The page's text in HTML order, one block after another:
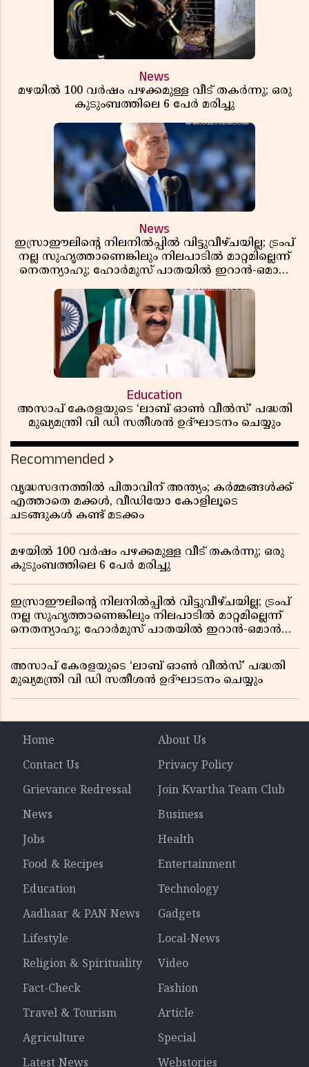
News
മഴയിൽ 100 വർഷം പഴക്കമുള്ള വീട് തകർന്നു; ഒരു
കുടുംബത്തിലെ 6 പേർ മരിച്ചു
News
ഇസ്രാഈലിന്റെ നിലനിൽപ്പിൽ വിട്ടുവീഴ്ചയില്ല; ട്രംപ്
നല്ല സുഹൃത്താണെങ്കിലും നിലപാടിൽ മാറ്റമില്ലെന്ന്
നെതന്യാഹു; ഹോർമുസ് പാതയിൽ ഇറാൻ-ഒമാൻ
Education
അസാപ് കേരളയുടെ ‘ലാബ് ഓൺ വീൽസ്’ പദ്ധതി
മുഖ്യമന്ത്രി വി ഡി സതീശൻ ഉദ്ഘാടനം ചെയ്യും
Recommended
വൃദ്ധസദനത്തിൽ പിതാവിന് അന്ത്യം; കർമ്മങ്ങൾക്ക്
എത്താതെ മക്കൾ, വീഡിയോ കോളിലൂടെ
ചടങ്ങുകൾ കണ്ട് മടക്കം
മഴയിൽ 100 വർഷം പഴക്കമുള്ള വീട് തകർന്നു; ഒരു
കുടുംബത്തിലെ 6 പേർ മരിച്ചു
ഇസ്രാഈലിന്റെ നിലനിൽപ്പിൽ വിട്ടുവീഴ്ചയില്ല; ട്രംപ്
നല്ല സുഹൃത്താണെങ്കിലും നിലപാടിൽ മാറ്റമില്ലെന്ന്
നെതന്യാഹു; ഹോർമുസ് പാതയിൽ ഇറാൻ-ഒമാൻ
അസാപ് കേരളയുടെ ‘ലാബ് ഓൺ വീൽസ്’ പദ്ധതി
മുഖ്യമന്ത്രി വി ഡി സതീശൻ ഉദ്ഘാടനം ചെയ്യും
Home
About Us
Contact Us
Privacy Policy
Grievance Redressal
Join Kvartha Team Club
News
Business
Jobs
Health
Food & Recipes
Entertainment
Education
Technology
Aadhaar & PAN News
Gadgets
Lifestyle
Local-News
Religion & Spirituality
Video
Fact-Check
Fashion
Travel & Tourism
Article
Agriculture
Special
Latest News
Webstories